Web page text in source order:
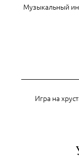
Музыкальный
Игра на